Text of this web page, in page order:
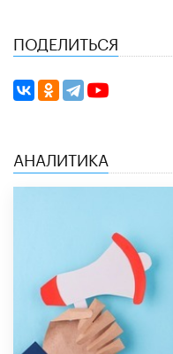
ПОДЕЛИТЬСЯ
АНАЛИТИКА